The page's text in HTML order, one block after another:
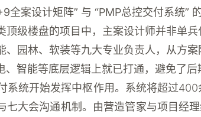
全案设计矩阵” 与 “PMP总控交付系统”
级楼盘的项目中，主案设计师并非单兵
、园林、软装等九大专业负责人，从方
智能等底层逻辑上就已打通，避免了后
系统开始发挥中枢作用。系统将超过400
七大会沟通机制。由营造管家与项目经